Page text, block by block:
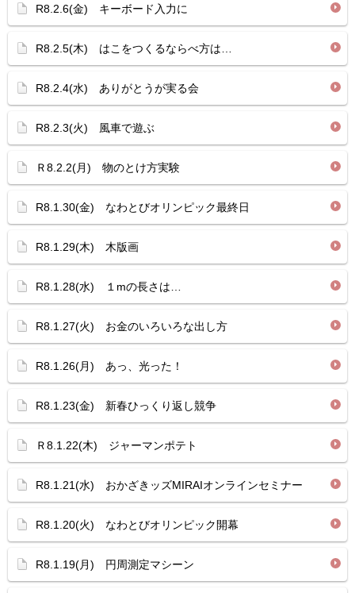
R8.2.6(金) キーボード入力に
R8.2.5(木) はこをつくるならべ方は…
R8.2.4(水) ありがとうが実る会
R8.2.3(火) 風車で遊ぶ
Ｒ8.2.2(月) 物のとけ方実験
R8.1.30(金) なわとびオリンピック最終日
R8.1.29(木) 木版画
R8.1.28(水) １mの長さは…
R8.1.27(火) お金のいろいろな出し方
R8.1.26(月) あっ、光った！
R8.1.23(金) 新春ひっくり返し競争
Ｒ8.1.22(木) ジャーマンポテト
R8.1.21(水) おかざきッズMIRAIオンラインセミナー
R8.1.20(火) なわとびオリンピック開幕
R8.1.19(月) 円周測定マシーン